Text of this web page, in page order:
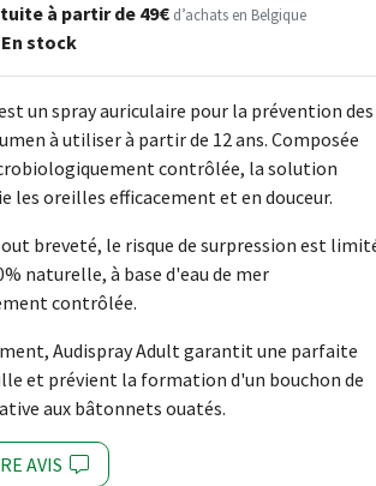
à partir de 49€ d’achats en Belgique
En stock
un spray auriculaire pour la prévention des
à utiliser à partir de 12 ans. Composée
contrôlée, la solution
les oreilles efficacement et en douceur.
breveté, le risque de surpression est
naturelle, à base d'eau de mer
contrôlée.
Audispray Adult garantit une parfaite
et prévient la formation d'un bouchon de
aux bâtonnets ouatés.
AVIS